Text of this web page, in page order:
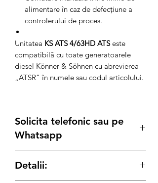
alimentare în caz de defecțiune a
controlerului de proces.
Unitatea KS ATS 4/63HD ATSeste
compatibilă cu toate generatoarele
diesel Könner & Söhnen cu abrevierea
„ATSR” în numele sau codul articolului.
Solicita telefonic sau pe
Whatsapp
SEAP/SICAP sau
prin TBI si carduri
Detalii: